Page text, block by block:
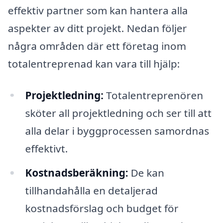
effektiv partner som kan hantera alla
aspekter av ditt projekt. Nedan följer
några områden där ett företag inom
totalentreprenad kan vara till hjälp:
Projektledning: Totalentreprenören
sköter all projektledning och ser till att
alla delar i byggprocessen samordnas
effektivt.
Kostnadsberäkning: De kan
tillhandahålla en detaljerad
kostnadsförslag och budget för